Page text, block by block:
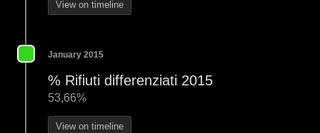
View on timeline
January 2015
% Rifiuti differenziati 2015
53,66%
View on timeline